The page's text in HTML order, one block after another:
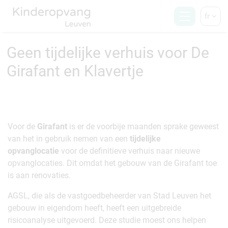
fr
Geen tijdelijke verhuis voor De
Girafant en Klavertje
Voor de Girafant is er de voorbije maanden sprake geweest
van het in gebruik nemen van een tijdelijke
opvanglocatie voor de definitieve verhuis naar nieuwe
opvanglocaties. Dit omdat het gebouw van de Girafant toe
is aan renovaties.
AGSL, die als de vastgoedbeheerder van Stad Leuven het
gebouw in eigendom heeft, heeft een uitgebreide
risicoanalyse uitgevoerd. Deze studie moest ons helpen